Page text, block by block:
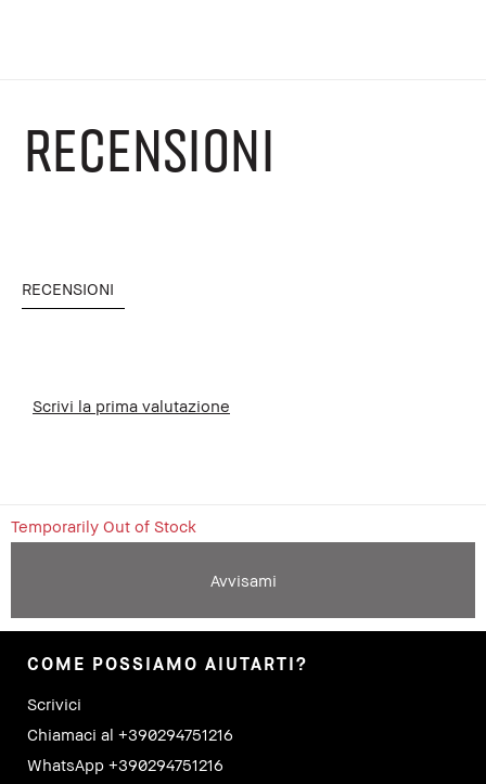
RECENSIONI
RECENSIONI
Scrivi la prima valutazione
Temporarily Out of Stock
Avvisami
COME POSSIAMO AIUTARTI?
Scrivici
Chiamaci al +390294751216
WhatsApp +390294751216